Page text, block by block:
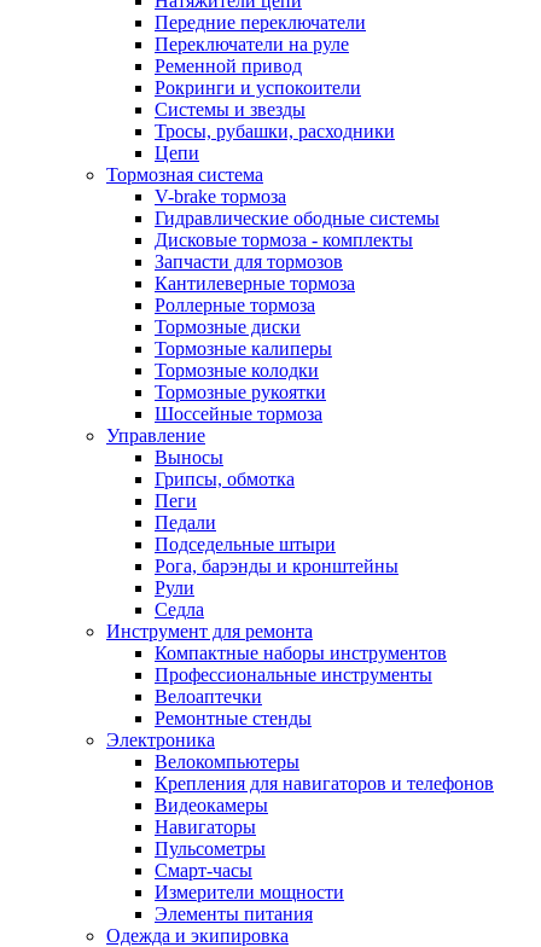
Передние переключатели
Переключатели на руле
Ременной привод
Рокринги и успокоители
Системы и звезды
Тросы, рубашки, расходники
Цепи
Тормозная система
V-brake тормоза
Гидравлические ободные системы
Дисковые тормоза - комплекты
Запчасти для тормозов
Кантилеверные тормоза
Роллерные тормоза
Тормозные диски
Тормозные калиперы
Тормозные колодки
Тормозные рукоятки
Шоссейные тормоза
Управление
Выносы
Грипсы, обмотка
Пеги
Педали
Подседельные штыри
Рога, барэнды и кронштейны
Рули
Седла
Инструмент для ремонта
Компактные наборы инструментов
Профессиональные инструменты
Велоаптечки
Ремонтные стенды
Электроника
Велокомпьютеры
Крепления для навигаторов и телефонов
Видеокамеры
Навигаторы
Пульсометры
Смарт-часы
Измерители мощности
Элементы питания
Одежда и экипировка